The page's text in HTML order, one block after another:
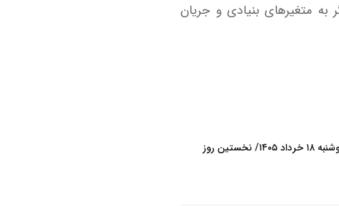
به متغیرهای بنیادی و جریان
عملکرد نیمه بازار سهام امروز دوشنبه ۱۸ خرداد ۱۴۰۵/ نخستین روز